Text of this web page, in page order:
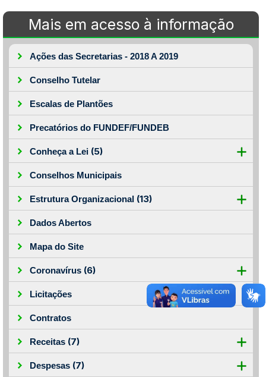
Mais em acesso à informação
Ações das Secretarias - 2018 A 2019
Conselho Tutelar
Escalas de Plantões
Precatórios do FUNDEF/FUNDEB
Conheça a Lei (5)
Conselhos Municipais
Estrutura Organizacional (13)
Dados Abertos
Mapa do Site
Coronavírus (6)
Licitações
Contratos
Receitas (7)
Despesas (7)